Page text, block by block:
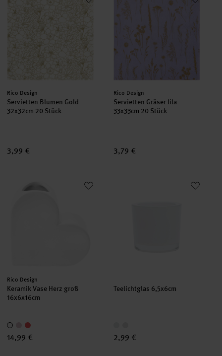
Hersteller:
Rico Design
Servietten Blumen Gold
32x32cm 20 Stück
3,99 €
Hersteller:
Rico Design
Servietten Gräser lila
33x33cm 20 Stück
3,79 €
Keramik Vase Herz groß 16x6x16cm
Hersteller:
Rico Design
Keramik Vase Herz groß
16x6x16cm
14,99 €
Teelichtglas 6,5x6cm
2,99 €